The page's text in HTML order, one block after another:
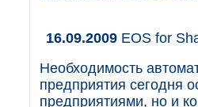
16.09.2009 EOS for
Необходимость
предприятия сегодня
предприятиями, но и